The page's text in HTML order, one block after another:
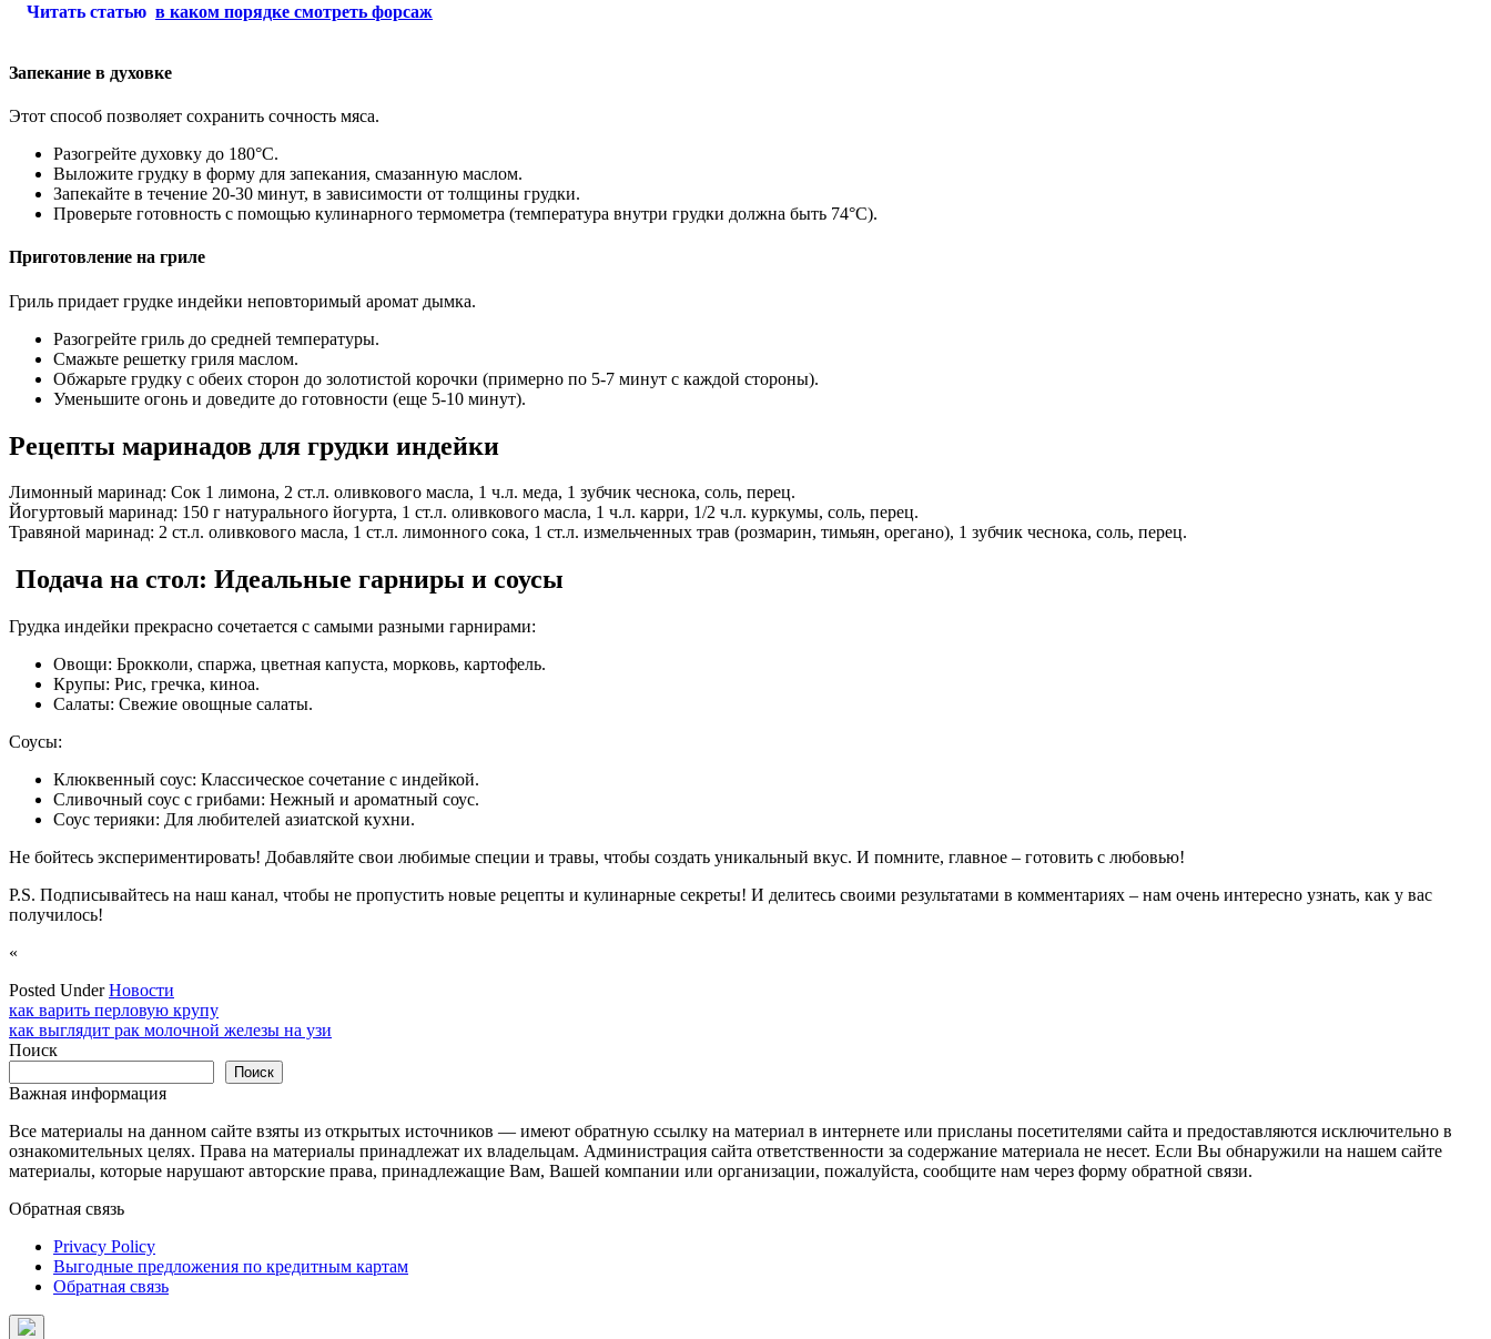
Читать статью в каком порядке смотреть форсаж
Запекание в духовке
Этот способ позволяет сохранить сочность мяса.
Разогрейте духовку до 180°C.
Выложите грудку в форму для запекания, смазанную маслом.
Запекайте в течение 20-30 минут, в зависимости от толщины грудки.
Проверьте готовность с помощью кулинарного термометра (температура внутри грудки должна быть 74°C).
Приготовление на гриле
Гриль придает грудке индейки неповторимый аромат дымка.
Разогрейте гриль до средней температуры.
Смажьте решетку гриля маслом.
Обжарьте грудку с обеих сторон до золотистой корочки (примерно по 5-7 минут с каждой стороны).
Уменьшите огонь и доведите до готовности (еще 5-10 минут).
Рецепты маринадов для грудки индейки
Лимонный маринад: Сок 1 лимона, 2 ст.л. оливкового масла, 1 ч.л. меда, 1 зубчик чеснока, соль, перец.
Йогуртовый маринад: 150 г натурального йогурта, 1 ст.л. оливкового масла, 1 ч.л. карри, 1/2 ч.л. куркумы, соль, перец.
Травяной маринад: 2 ст.л. оливкового масла, 1 ст.л. лимонного сока, 1 ст.л. измельченных трав (розмарин, тимьян, орегано), 1 зубчик чеснока, соль, перец.
️ Подача на стол: Идеальные гарниры и соусы
Грудка индейки прекрасно сочетается с самыми разными гарнирами:
Овощи: Брокколи, спаржа, цветная капуста, морковь, картофель.
Крупы: Рис, гречка, киноа.
Салаты: Свежие овощные салаты.
Соусы:
Клюквенный соус: Классическое сочетание с индейкой.
Сливочный соус с грибами: Нежный и ароматный соус.
Соус терияки: Для любителей азиатской кухни.
Не бойтесь экспериментировать! Добавляйте свои любимые специи и травы, чтобы создать уникальный вкус. И помните, главное – готовить с любовью!
P.S. Подписывайтесь на наш канал, чтобы не пропустить новые рецепты и кулинарные секреты! И делитесь своими результатами в комментариях – нам очень интересно узнать, как у вас
получилось!
«
Posted UnderНовости
Навигация
по
как варить перловую крупу
как выглядит рак молочной железы на узи
Поиск
Поиск
Важная информация
Все материалы на данном сайте взяты из открытых источников — имеют обратную ссылку на материал в интернете или присланы посетителями сайта и предоставляются исключительно в
ознакомительных целях. Права на материалы принадлежат их владельцам. Администрация сайта ответственности за содержание материала не несет. Если Вы обнаружили на нашем сайте
материалы, которые нарушают авторские права, принадлежащие Вам, Вашей компании или организации, пожалуйста, сообщите нам через форму обратной связи.
Обратная связь
Privacy Policy
Выгодные предложения по кредитным картам
Обратная связь